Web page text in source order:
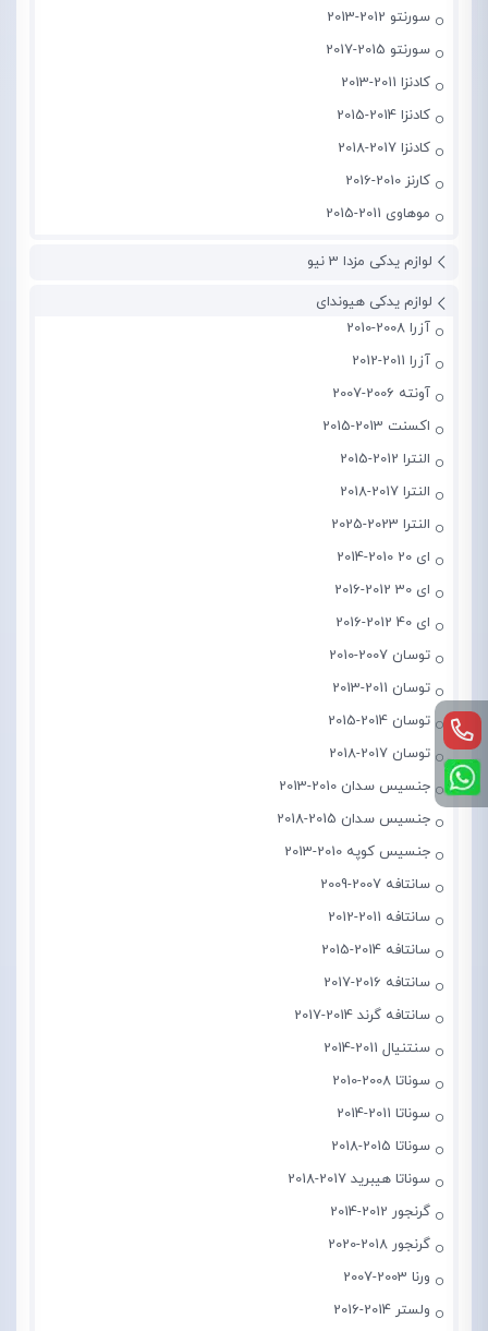
سورنتو 2012-2013
سورنتو 2015-2017
کادنزا 2011-2013
کادنزا 2014-2015
کادنزا 2017-2018
کارنز 2010-2016
موهاوی 2011-2015
لوازم یدکی مزدا 3 نیو
لوازم یدکی هیوندای
آزرا 2008-2010
آزرا 2011-2012
آونته 2006-2007
اکسنت 2013-2015
النترا 2012-2015
النترا 2017-2018
النترا 2023-2025
ای 20 2010-2014
ای 30 2012-2016
ای 40 2012-2016
توسان 2007-2010
توسان 2011-2013
توسان 2014-2015
توسان 2017-2018
جنسیس سدان 2010-2013
جنسیس سدان 2015-2018
جنسیس کوپه 2010-2013
سانتافه 2007-2009
سانتافه 2011-2012
سانتافه 2014-2015
سانتافه 2016-2017
سانتافه گرند 2014-2017
سنتنیال 2011-2014
سوناتا 2008-2010
سوناتا 2011-2014
سوناتا 2015-2018
سوناتا هیبرید 2017-2018
گرنجور 2012-2014
گرنجور 2018-2020
ورنا 2003-2007
ولستر 2014-2016